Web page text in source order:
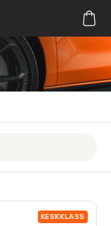
KESKKLASS